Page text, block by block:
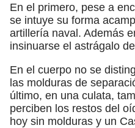
En el primero, pese a
se intuye su forma
artillería naval. Además
insinuarse el astrágalo
En el cuerpo no se
las molduras de
último, en una culata,
perciben los restos del
hoy sin molduras y un